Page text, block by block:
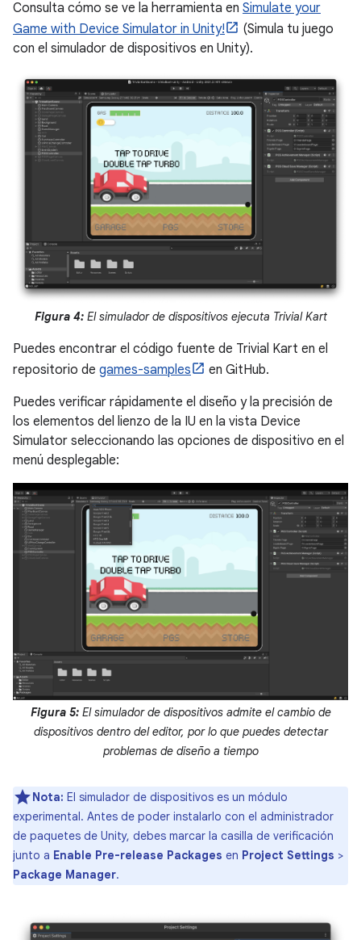
Consulta cómo se ve la herramienta en Simulate your
Game with Device Simulator in Unity!
(Simula tu juego
con el simulador de dispositivos en Unity).
Figura 4:El simulador de dispositivos ejecuta Trivial Kart
Puedes encontrar el código fuente de Trivial Kart en el
repositorio de games-samples
en GitHub.
Puedes verificar rápidamente el diseño y la precisión de
los elementos del lienzo de la IU en la vista Device
Simulator seleccionando las opciones de dispositivo en el
menú desplegable:
Figura 5:El simulador de dispositivos admite el cambio de
dispositivos dentro del editor, por lo que puedes detectar
problemas de diseño a tiempo
Nota: El simulador de dispositivos es un módulo
experimental. Antes de poder instalarlo con el administrador
de paquetes de Unity, debes marcar la casilla de verificación
junto a Enable Pre-release Packages en Project Settings >
Package Manager.